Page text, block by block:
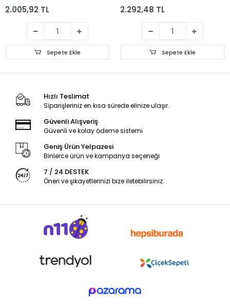
2.005,92 TL
Sepete Ekle
2.292,48 TL
Sepete Ekle
Hızlı Teslimat
Siparişleriniz en kısa sürede elinize ulaşır.
Güvenli Alışveriş
Güvenli ve kolay ödeme sistemi
Geniş Ürün Yelpazesi
Binlerce ürün ve kampanya seçeneği
7 / 24 DESTEK
Öneri ve şikayetlerinizi bize iletebilirsiniz.